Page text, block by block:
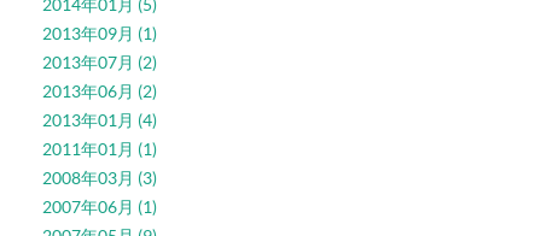
2014年01月 (5)
2013年09月 (1)
2013年07月 (2)
2013年06月 (2)
2013年01月 (4)
2011年01月 (1)
2008年03月 (3)
2007年06月 (1)